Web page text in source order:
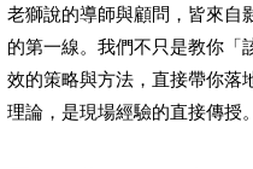
老獅說的導師與顧問，皆來自
的第一線。我們不只是教你「
效的策略與方法，直接帶你落
理論，是現場經驗的直接傳授。